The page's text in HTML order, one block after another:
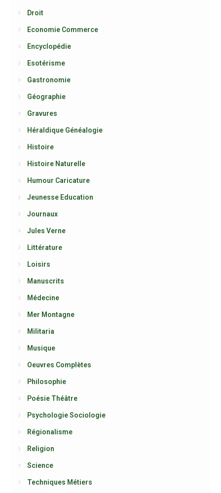
Droit
Economie Commerce
Encyclopédie
Esotérisme
Gastronomie
Géographie
Gravures
Héraldique Généalogie
Histoire
Histoire Naturelle
Humour Caricature
Jeunesse Education
Journaux
Jules Verne
Littérature
Loisirs
Manuscrits
Médecine
Mer Montagne
Militaria
Musique
Oeuvres Complètes
Philosophie
Poésie Théâtre
Psychologie Sociologie
Régionalisme
Religion
Science
Techniques Métiers